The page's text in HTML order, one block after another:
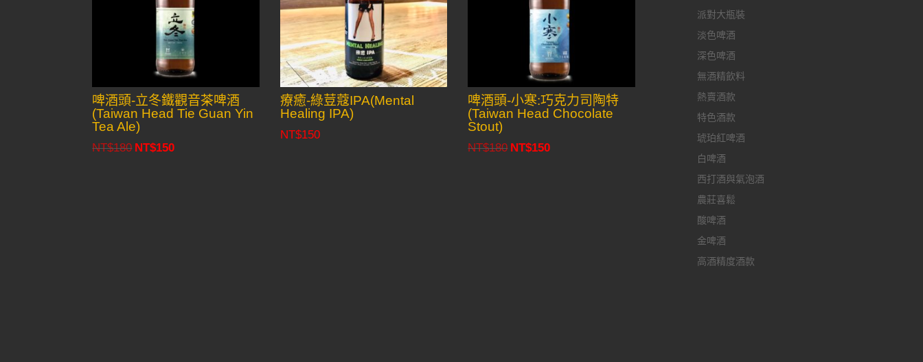
啤酒頭-立冬鐵觀音茶啤酒
(Taiwan Head Tie Guan Yin
Tea Ale)
NT$180 Original
NT$150Current
療癒-綠荳蔻IPA(Mental
Healing IPA)
NT$150
啤酒頭-小寒:巧克力司陶特
(Taiwan Head Chocolate
Stout)
NT$180 Original
NT$150Current
派對大瓶裝
淡色啤酒
深色啤酒
無酒精飲料
熱賣酒款
特色酒款
琥珀紅啤酒
白啤酒
西打酒與氣泡酒
農莊喜鬆
酸啤酒
金啤酒
高酒精度酒款